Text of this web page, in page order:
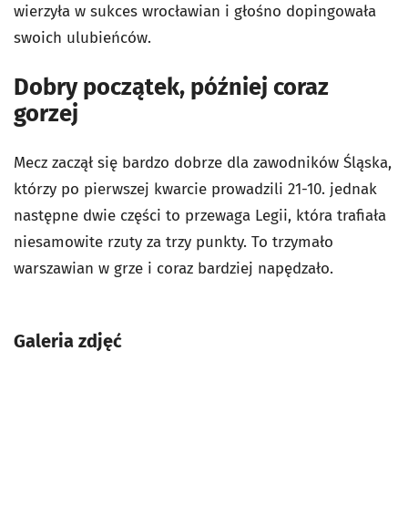
wierzyła w sukces wrocławian i głośno dopingowała
swoich ulubieńców.
Dobry początek, później coraz
gorzej
Mecz zaczął się bardzo dobrze dla zawodników Śląska,
którzy po pierwszej kwarcie prowadzili 21-10. jednak
następne dwie części to przewaga Legii, która trafiała
niesamowite rzuty za trzy punkty. To trzymało
warszawian w grze i coraz bardziej napędzało.
Galeria zdjęć